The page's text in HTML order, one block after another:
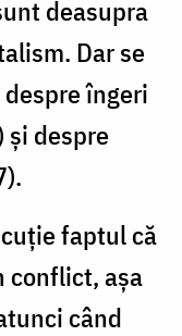
deasupra
Dar se
îngeri
şi despre
faptul că
conflict, aşa
când